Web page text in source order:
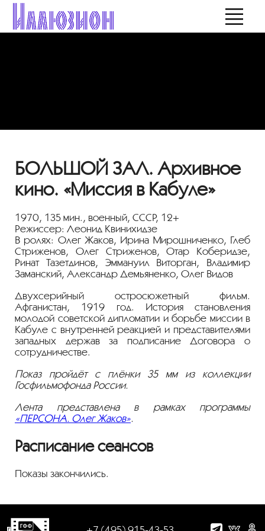
БОЛЬШОЙ ЗАЛ. Архивное
кино. «Миссия в Кабуле»
1970, 135 мин., военный, СССР, 12+
Режиссер: Леонид Квинихидзе
В ролях: Олег Жаков, Ирина Мирошниченко, Глеб
Стриженов, Олег Стриженов, Отар Коберидзе,
Ринат Тазетдинов, Эммануил Виторган, Владимир
Заманский, Александр Демьяненко, Олег Видов
Двухсерийный остросюжетный фильм.
Афганистан, 1919 год. История становления
молодой советской дипломатии и борьбе миссии в
Кабуле с внутренней реакцией и представителями
западных держав за подписание Договора о
сотрудничестве.
Показ пройдёт с плёнки 35 мм из коллекции
Госфильмофонда России.
Лента представлена в рамках программы
«ПЕРСОНА. Олег Жаков».
Расписание сеансов
Показы закончились.